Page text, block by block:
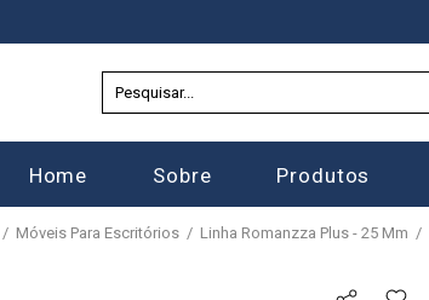
Home Sobre Produtos
Móveis Para Escritórios Linha Romanzza Plus - 25 Mm